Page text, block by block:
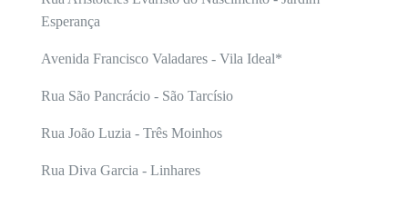
Esperança
Avenida Francisco Valadares - Vila Ideal*
Rua São Pancrácio - São Tarcísio
Rua João Luzia - Três Moinhos
Rua Diva Garcia - Linhares